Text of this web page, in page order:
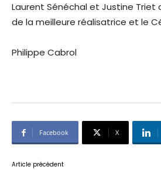
Laurent Sénéchal et Justine Triet
de la meilleure réalisatrice et le
Philippe Cabrol
Facebook X
Article précédent